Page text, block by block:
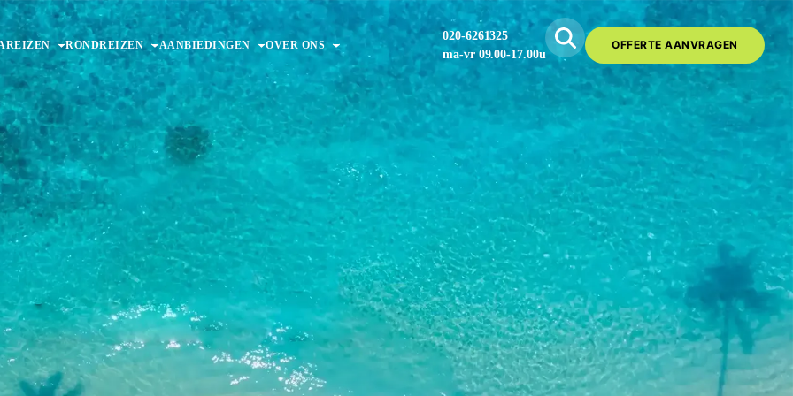
RONDREIZEN AANBIEDINGEN OVER ONS
020-6261325
ma-vr 09.00-17.00u
OFFERTE AANVRAGEN